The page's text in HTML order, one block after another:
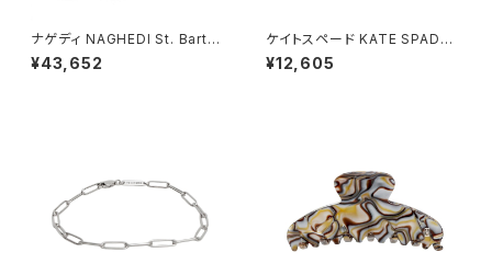
ナゲディ NAGHEDI St. Barths
Medium Tote セント・バーツ
ミディアムトート トートバッグ sn
¥43,652
ケイトスペード KATE SPADE
ケイラ スモール Lジップ ウォレ
ット 二つ折り財布 kk056-306
¥12,605